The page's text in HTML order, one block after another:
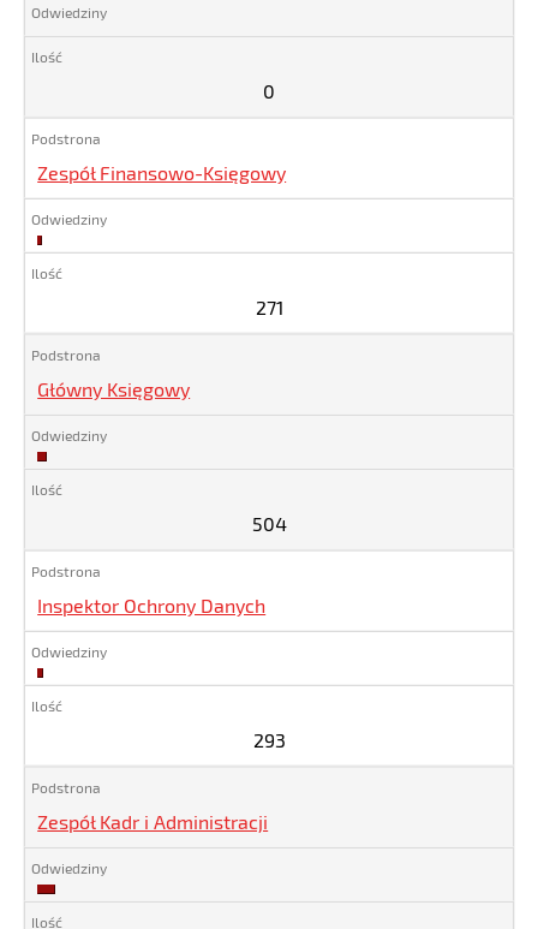
0
Zespół Finansowo-Księgowy
271
271
Główny Księgowy
504
504
Inspektor Ochrony Danych
293
293
Zespół Kadr i Administracji
991